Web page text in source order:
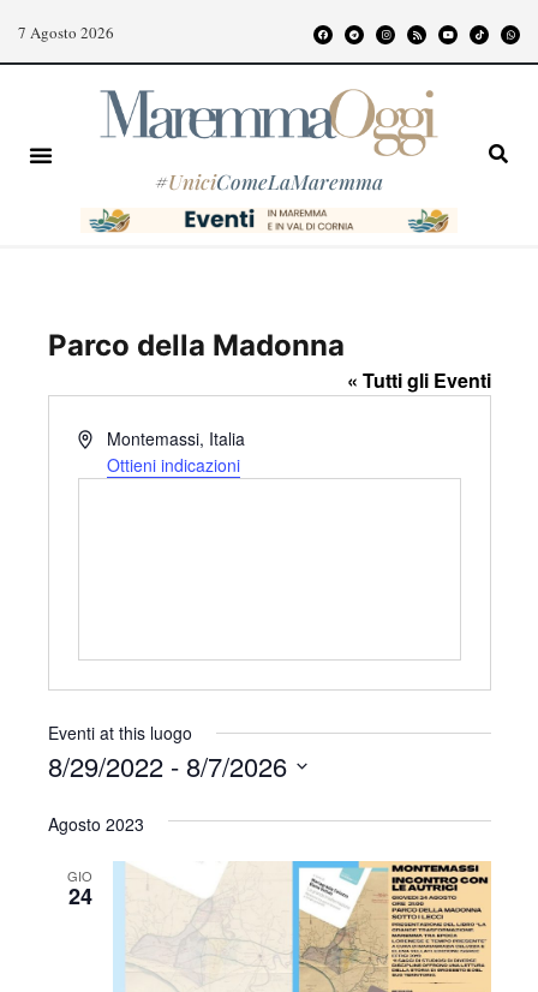
7 Agosto 2026
#UniciComeLaMaremma
Parco della Madonna
« Tutti gli Eventi
I
Montemassi, Italia
Ottieni indicazioni
Eventi at this luogo
8/29/2022 - 8/7/2026
e
Agosto 2023
GIO
24